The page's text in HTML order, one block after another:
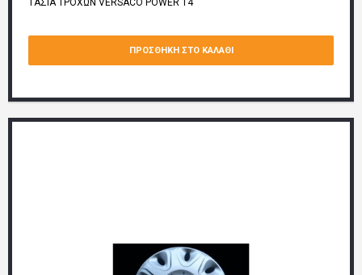
ΠΡΟΣΘΉΚΗ ΣΤΟ ΚΑΛΆΘΙ